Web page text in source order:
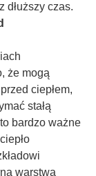
dłuższy czas.
że mogą
ciepłem,
stałą
bardzo ważne
warstwa